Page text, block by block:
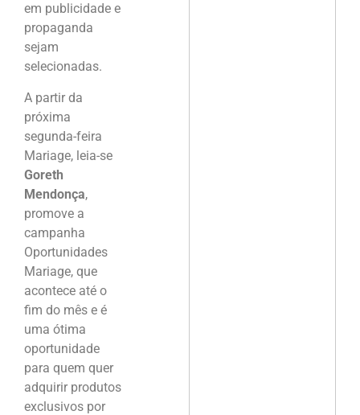
em publicidade e
propaganda
sejam
selecionadas.
A partir da
próxima
segunda-feira
Mariage, leia-se
Goreth
Mendonça,
promove a
campanha
Oportunidades
Mariage, que
acontece até o
fim do mês e é
uma ótima
oportunidade
para quem quer
adquirir produtos
exclusivos por